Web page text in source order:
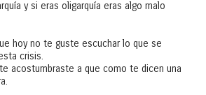
y si eras oligarquía eras algo malo
hoy no te guste escuchar lo que se
crisis.
acostumbraste a que como te dicen una